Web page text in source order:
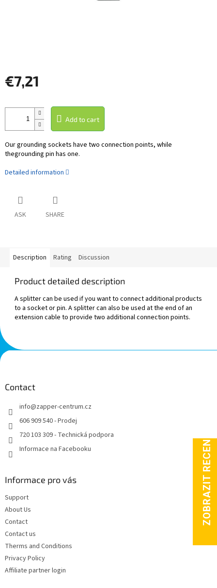
€7,21
price:
Add to cart
Ourgrounding sockets have two connection points, while
thegrounding pin has one.
Detailed information
ASK SHARE
Description Rating Discussion
Product detailed description
Asplittercan be used if you want to connect additionalproducts
to a socket or pin. A splittercan also be used at the end of an
extension cable to provide two additionalconnection points.
F
o
Contact
info@zapper-centrum.cz
606 909 540 - Prodej
720 103 309 - Technická podpora
Informace na Facebooku
Informace pro vás
Support
About Us
Contact
Contact us
Therms and Conditions
Privacy Policy
Affiliate partner login